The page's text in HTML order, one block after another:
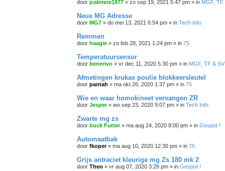
door jcalmere1977 » zo sep 19, 2021 5:47 pm » in MGF, TF
Neue MG Adresse
door MG7 » do mei 13, 2021 6:54 pm » in Tech Info
Remmen
door haagie » zo feb 28, 2021 1:24 pm » in 75
Temperatuursensor
door benerivo » vr dec 11, 2020 5:30 pm » in MGF, TF & SV
Afmetingen krukas poulie blokkeersleutel
door pantah » ma okt 26, 2020 1:37 pm » in 75
Wie en waar homokineet vervangen ZR
door Jesper» wo sep 23, 2020 9:07 pm » in Tech Info
Zwarte mg zs
door buck Futter» ma aug 24, 2020 8:00 pm » in Gespot !
Automaatbak
door fkoper» ma aug 10, 2020 12:30 pm » in 75
Grijs antraciet kleurige mg Zs 180 mk 2
door Theo » vr aug 07, 2020 3:28 pm » in Gespot !